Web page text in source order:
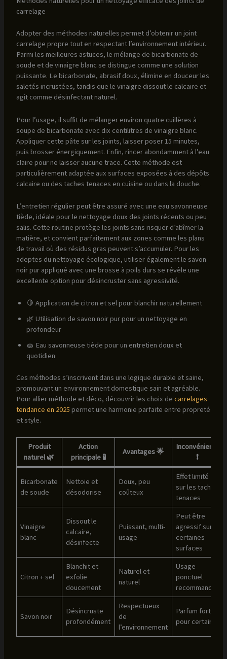
carrelage
Adopter des méthodes naturelles permet d’obtenir un joint
carrelage propre tout en respectant l’environnement intérieur.
Parmi les meilleures astuces, le mélange de bicarbonate de
soude et de vinaigre blanc se distingue comme une solution
puissante. Le bicarbonate, abrasif doux, élimine en douceur les
saletés incrustées, tandis que le vinaigre dissout le calcaire et
agit comme désinfectant naturel.
Pour l’usage, il suffit de mélanger environ quatre cuillères à
soupe de bicarbonate avec dix centilitres de vinaigre blanc.
Appliquer cette pâte sur les joints, laisser poser 15 minutes,
puis brosser énergiquement. Enfin, rincer abondamment à l’eau
claire pour ne laisser aucune trace. Cette méthode est
particulièrement adaptée aux surfaces exposées à des dépôts
calcaire ou des taches tenaces en cuisine ou dans la douche.
L’entretien régulier peut être assuré avec une eau savonneuse
tiède, idéale pour le nettoyage doux des joints récents ou peu
salis. Cette routine protège les joints sans risquer d’abîmer la
matière, et convient parfaitement aux zones comme les plans
de travail où des résidus gras peuvent s’accumuler. Pour les
adeptes du nettoyage écologique, utiliser également le savon
noir pur appliqué avec une brosse à poils durs se révèle une
excellente option pour désincruster sans agressivité.
🍋 Application de citron et sel pour blanchir naturellement
🌿 Utilisation de savon noir pur pour un nettoyage en
profondeur
🧽 Eau savonneuse tiède pour un entretien doux et
quotidien
Ces méthodes s’inscrivent dans une logique durable et saine,
promouvant un environnement domestique sain et agréable.
Pour allier méthode et déco, découvrir les choix de carrelages
tendance en 2025 permet une harmonie parfaite entre propreté
et style.
Produit
naturel 🌿
Action
principale 🧪
Avantages 🌟
Inconvénients
❗
Bicarbonate
de soude
Nettoie et
désodorise
Doux, peu
coûteux
Effet limité
sur les taches
tenaces
Vinaigre
blanc
Dissout le
calcaire,
désinfecte
Puissant, multi-
usage
Peut être
agressif sur
certaines
surfaces
Citron + sel
Blanchit et
exfolie
doucement
Naturel et
naturel
Usage
ponctuel
recommandé
Savon noir
Désincruste
profondément
Respectueux
de
l’environnement
Parfum fort
pour certains